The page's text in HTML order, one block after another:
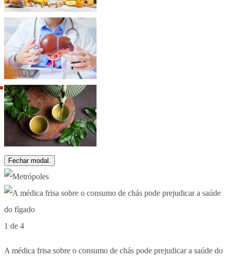
Fechar modal.
1 de 4
A médica frisa sobre o consumo de chás pode prejudicar a saúde do